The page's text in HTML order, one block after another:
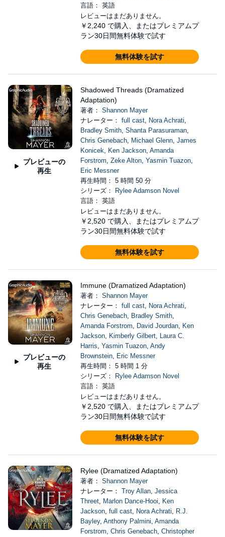
言語： 英語
レビューはまだありません。
￥2,240 で購入、またはプレミアムプ
ラン30日間無料体験で試す
無料体験を試す
プレビューの
再生
Shadowed Threads (Dramatized
Adaptation)
著者： Shannon Mayer
ナレーター： full cast, Nora Achrati,
Bradley Smith, Shanta Parasuraman,
Chris Genebach, Michael Glenn, James
Konicek, Ken Jackson, Amanda
Forstrom, Zeke Alton, Yasmin Tuazon,
Eric Messner
再生時間： 5 時間 50 分
シリーズ：
Rylee Adamson Novel
言語： 英語
レビューはまだありません。
￥2,520 で購入、またはプレミアムプ
ラン30日間無料体験で試す
無料体験を試す
プレビューの
再生
Immune (Dramatized Adaptation)
著者： Shannon Mayer
ナレーター： full cast, Nora Achrati,
Chris Genebach, Bradley Smith,
Amanda Forstrom, David Jourdan, Ken
Jackson, Kimberly Gilbert, Laura C.
Harris, Yasmin Tuazon, Andy
Brownstein, Eric Messner
再生時間： 5 時間 1 分
シリーズ：
Rylee Adamson Novel
言語： 英語
レビューはまだありません。
￥2,520 で購入、またはプレミアムプ
ラン30日間無料体験で試す
無料体験を試す
Rylee (Dramatized Adaptation)
著者： Shannon Mayer
ナレーター： Troy Allan, Jessica
Threet, Marlon Dance-Hooi, Ken
Jackson, full cast, Nora Achrati, R.J.
Bayley, Anthony Palmini, Amanda
Forstrom, Chris Genebach, Christopher